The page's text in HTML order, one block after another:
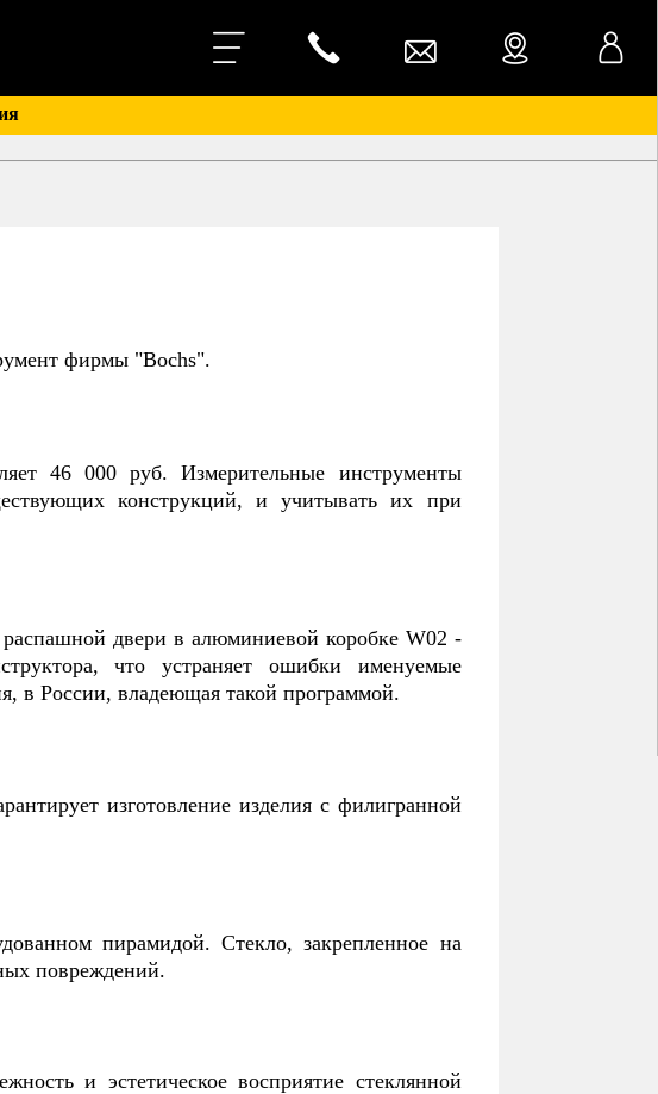
фирмы "Bochs".
46 000 руб. Измерительные инструменты
конструкций, и учитывать их при
распашной двери в алюминиевой коробке W02 -
что устраняет ошибки именуемые
в России, владеющая такой программой.
изготовление изделия с филигранной
пирамидой. Стекло, закрепленное на
повреждений.
и эстетическое восприятие стеклянной